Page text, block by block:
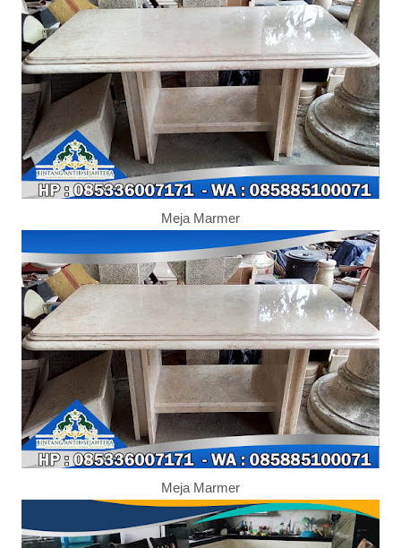
Meja Marmer
Meja Marmer